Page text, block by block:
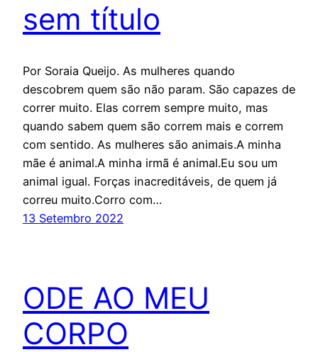
sem título
Por Soraia Queijo. As mulheres quando
descobrem quem são não param. São capazes de
correr muito. Elas correm sempre muito, mas
quando sabem quem são correm mais e correm
com sentido. As mulheres são animais.A minha
mãe é animal.A minha irmã é animal.Eu sou um
animal igual. Forças inacreditáveis, de quem já
correu muito.Corro com…
13 Setembro 2022
ODE AO MEU
CORPO